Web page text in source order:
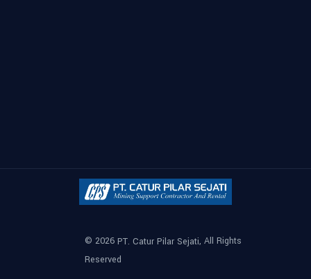
© 2026 PT. Catur Pilar Sejati, All Rights
Reserved